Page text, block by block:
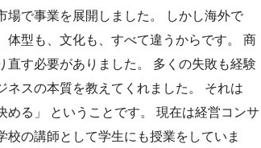
場で事業を展開しました。 しかし海外で
体型も、文化も、すべて違うからです。 商
す必要がありました。 多くの失敗も経験
ネスの本質を教えてくれました。 それは
める」 ということです。 現在は経営コンサ
の講師として学生にも授業をしていま